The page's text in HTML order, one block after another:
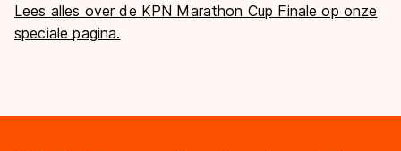
Lees alles over de KPN Marathon Cup Finale op onze
speciale pagina.